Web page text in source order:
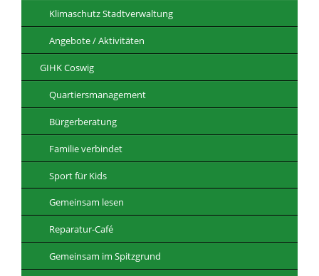
Klimaschutz Stadtverwaltung
Angebote / Aktivitäten
GIHK Coswig
Quartiersmanagement
Bürgerberatung
Familie verbindet
Sport für Kids
Gemeinsam lesen
Reparatur-Café
Gemeinsam im Spitzgrund